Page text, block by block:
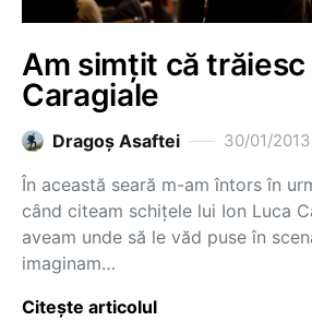
Am simțit că
Caragiale
Dragoş Asaftei 30/01/2013
În această seară m-am întors în
când citeam schițele lui Ion Luca
aveam unde să le văd puse în
imaginam…
Citește articolul